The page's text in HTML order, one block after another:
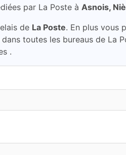
par La Poste à Asnois,
de La Poste. En plus vous
toutes les bureaus de La
.